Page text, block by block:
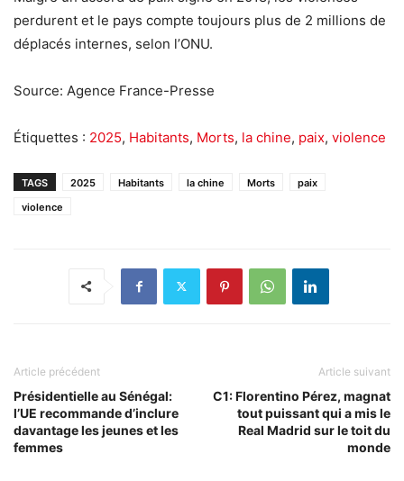
perdurent et le pays compte toujours plus de 2 millions de
déplacés internes, selon l’ONU.
Source: Agence France-Presse
Étiquettes : 2025, Habitants, Morts, la chine, paix, violence
TAGS 2025 Habitants la chine Morts
paix
violence
Article précédent
Présidentielle au Sénégal:
l’UE recommande d’inclure
davantage les jeunes et les
femmes
Article suivant
C1: Florentino Pérez, magnat
tout puissant qui a mis le
Real Madrid sur le toit du
monde